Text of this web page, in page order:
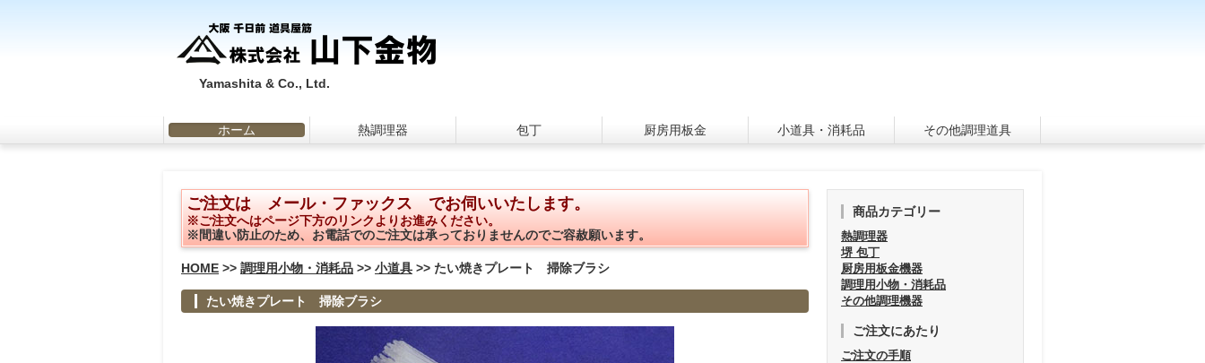
Yamashita & Co., Ltd.
ホーム 熱調理器 包丁 厨房用板金 小道具・消耗品 その他調理道具
ご注文は メール・ファックス でお伺いいたします。
※ご注文へはページ下方のリンクよりお進みください。
※間違い防止のため、お電話でのご注文は承っておりませんのでご容赦願います。
HOME >> 調理用小物・消耗品 >> 小道具 >> たい焼きプレート 掃除ブラシ
たい焼きプレート 掃除ブラシ
商品カテゴリー
熱調理器
堺 包丁
厨房用板金機器
調理用小物・消耗品
その他調理機器
ご注文にあたり
ご注文の手順